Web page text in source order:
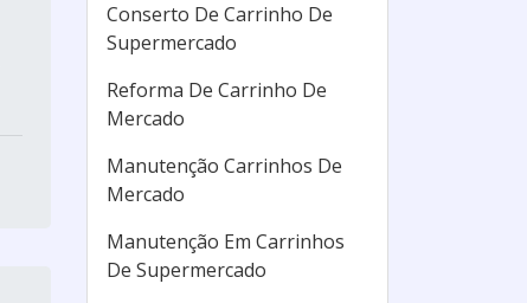
Conserto De Carrinho De
Supermercado
Reforma De Carrinho De
Mercado
Manutenção Carrinhos De
Mercado
Manutenção Em Carrinhos
De Supermercado